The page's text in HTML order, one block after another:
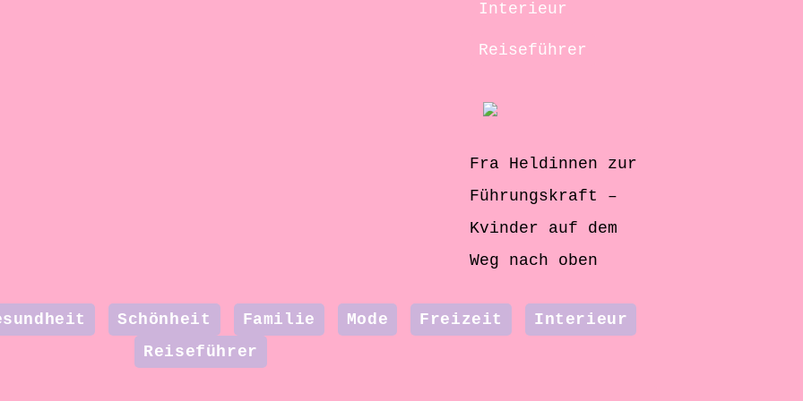
Interieur
Reiseführer
Fra Heldinnen zur
Führungskraft –
Kvinder auf dem
Weg nach oben
Schönheit Familie Mode Freizeit
Interieur
Reiseführer